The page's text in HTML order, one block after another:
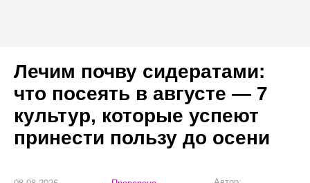
Лечим почву сидератами:
что посеять в августе — 7
культур, которые успеют
принести пользу до осени